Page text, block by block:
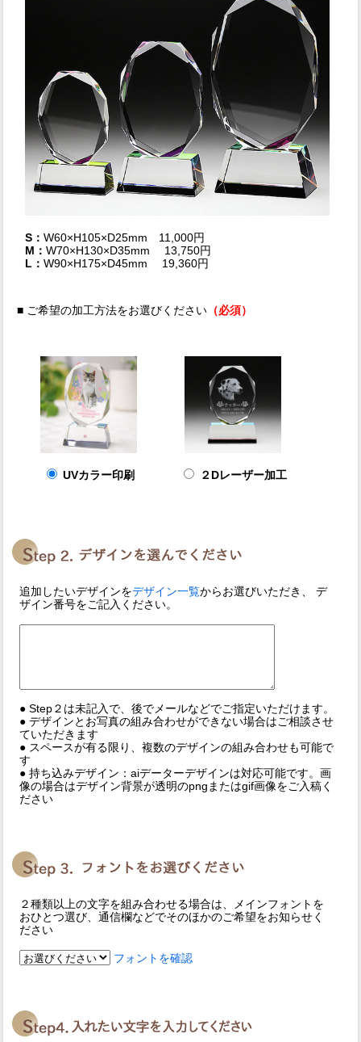
S： W60×H105×D25mm 11,000円
M： W70×H130×D35mm 13,750円
L： W90×H175×D45mm 19,360円
■ ご希望の加工方法をお選びください（必須）
UVカラー印刷 ２Dレーザー加工
追加したいデザインをデザイン一覧からお選びいただき、 デ
ザイン番号をご記入ください。
● Step２は未記入で、後でメールなどでご指定いただけます。
● デザインとお写真の組み合わせができない場合はご相談させ
ていただきます
● スペースが有る限り、複数のデザインの組み合わせも可能で
す
● 持ち込みデザイン：aiデーターデザインは対応可能です。画
像の場合はデザイン背景が透明のpngまたはgif画像をご入稿く
ださい
２種類以上の文字を組み合わせる場合は、メインフォントを
おひとつ選び、通信欄などでそのほかのご希望をお知らせく
ださい
フォントを確認